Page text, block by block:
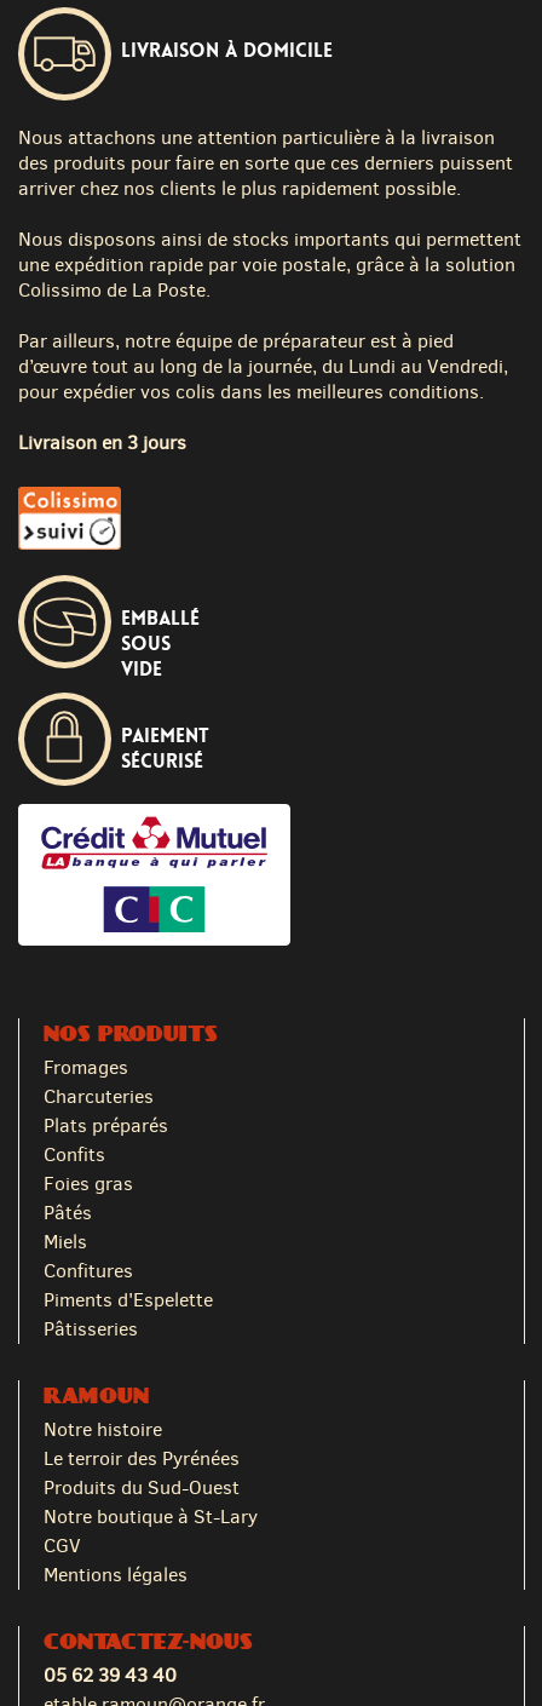
Livraison à domicile
Nous attachons une attention particulière à la livraison
des produits pour faire en sorte que ces derniers puissent
arriver chez nos clients le plus rapidement possible.
Nous disposons ainsi de stocks importants qui permettent
une expédition rapide par voie postale, grâce à la solution
Colissimo de La Poste.
Par ailleurs, notre équipe de préparateur est à pied
d’œuvre tout au long de la journée, du Lundi au Vendredi,
pour expédier vos colis dans les meilleures conditions.
Livraison en 3 jours
Emballé
sous
vide
Paiement
sécurisé
NOS PRODUITS
Fromages
Charcuteries
Plats préparés
Confits
Foies gras
Pâtés
Miels
Confitures
Piments d'Espelette
Pâtisseries
RAMOUN
Notre histoire
Le terroir des Pyrénées
Produits du Sud-Ouest
Notre boutique à St-Lary
CGV
Mentions légales
CONTACTEZ-NOUS
05 62 39 43 40